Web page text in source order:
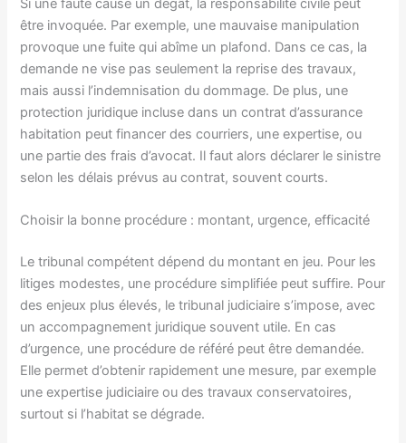
Si une faute cause un dégât, la responsabilité civile peut
être invoquée. Par exemple, une mauvaise manipulation
provoque une fuite qui abîme un plafond. Dans ce cas, la
demande ne vise pas seulement la reprise des travaux,
mais aussi l’indemnisation du dommage. De plus, une
protection juridique incluse dans un contrat d’assurance
habitation peut financer des courriers, une expertise, ou
une partie des frais d’avocat. Il faut alors déclarer le sinistre
selon les délais prévus au contrat, souvent courts.
Choisir la bonne procédure : montant, urgence, efficacité
Le tribunal compétent dépend du montant en jeu. Pour les
litiges modestes, une procédure simplifiée peut suffire. Pour
des enjeux plus élevés, le tribunal judiciaire s’impose, avec
un accompagnement juridique souvent utile. En cas
d’urgence, une procédure de référé peut être demandée.
Elle permet d’obtenir rapidement une mesure, par exemple
une expertise judiciaire ou des travaux conservatoires,
surtout si l’habitat se dégrade.